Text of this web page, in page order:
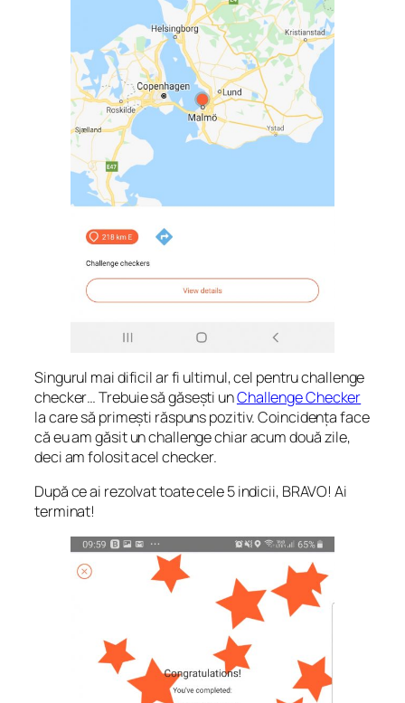
Singurul mai dificil ar fi ultimul, cel pentru challenge
checker… Trebuie să găsești unChallenge Checker
la care să primești răspuns pozitiv. Coincidența face
că eu am găsit un challenge chiar acum două zile,
deci am folosit acel checker.
După ce ai rezolvat toate cele 5 indicii, BRAVO! Ai
terminat!